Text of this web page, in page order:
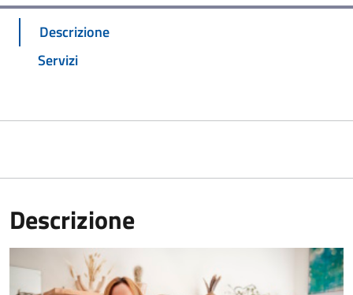
Descrizione
Servizi
Descrizione